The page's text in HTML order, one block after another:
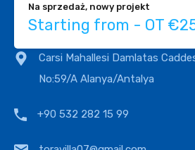
Na sprzedaż, nowy projekt
Starting from - OT
Kontakt
Carsi Mahallesi Damlatas
No:59/A Alanya/Antalya
+90 532 282 15 99